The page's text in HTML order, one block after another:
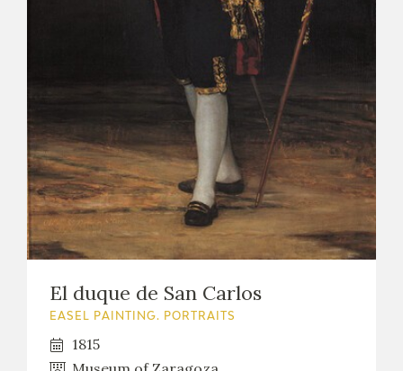
El duque de San Carlos
EASEL PAINTING. PORTRAITS
1815